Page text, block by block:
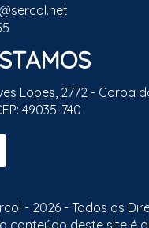
Lopes, 2772 - Coroa
49035-740
- 2026 - Todos os
conteúdo deste site é